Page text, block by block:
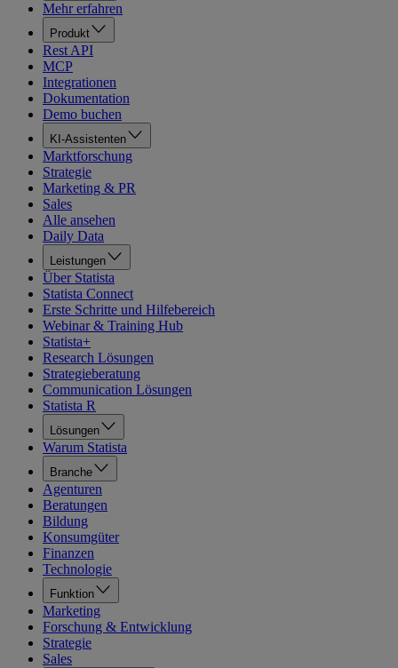
Mehr erfahren
Produkt
Rest API
MCP
Integrationen
Dokumentation
Demo buchen
KI-Assistenten
Marktforschung
Strategie
Marketing & PR
Sales
Alle ansehen
Daily Data
Leistungen
Über Statista
Statista Connect
Erste Schritte und Hilfebereich
Webinar & Training Hub
Statista+
Research Lösungen
Strategieberatung
Communication Lösungen
Statista R
Lösungen
Warum Statista
Branche
Agenturen
Beratungen
Bildung
Konsumgüter
Finanzen
Technologie
Funktion
Marketing
Forschung & Entwicklung
Strategie
Sales